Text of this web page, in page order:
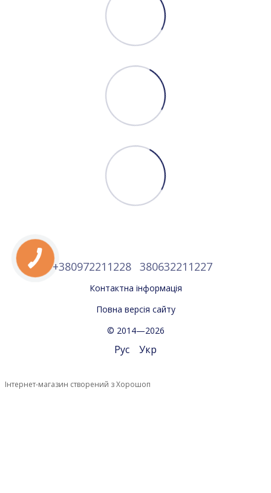
+380972211228 380632211227
Контактна інформація
Повна версія сайту
© 2014—2026
Рус Укр
Інтернет-магазин створений з Хорошоп